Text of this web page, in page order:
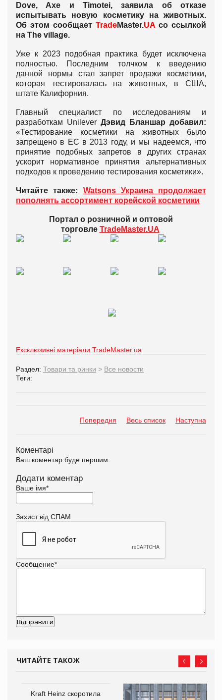
Dove, Axe и Timotei, заявила об отказе
испытывать новую косметику на животных.
Об этом сообщает TradeMaster.UA со ссылкой
на The village.
Уже к 2023 подобная практика будет исключена
полностью. Последним толчком к введению
данной нормы стал запрет продажи косметики,
которая тестировалась на животных, в США,
штате Калифорния.
Главный специалист по исследованиям и
разработкам Unilever Дэвид Бланшар добавил:
«Тестирование косметики на животных было
запрещено в ЕС в 2013 году, и мы надеемся, что
принятие подобных запретов в других странах
ускорит нормативное принятия альтернативных
подходов к проведению тестирования косметики».
Читайте также: Watsons Украина продолжает
пополнять ассортимент корейской косметики
Портал о розничной и оптовой
торговле TradeMaster.UA
Ексклюзивні матеріали TradeMaster.ua
Раздел: Товари та ринки > Все новости
Теги:
Попередня Весь список Наступна
Коментарі
Ваш коментар буде першим.
Додати коментар
Ваше імя*
Захист від СПАМ
Сообщение*
ЧИТАЙТЕ ТАКОЖ
Kraft Heinz скоротила